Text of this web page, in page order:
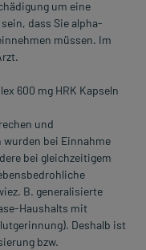
um eine
dass Sie alpha-
müssen. Im
600 mg HRK Kapseln
und
bei Einnahme
bei gleichzeitigem
B. generalisierte
Haushalts mit
Deshalb ist
bzw.